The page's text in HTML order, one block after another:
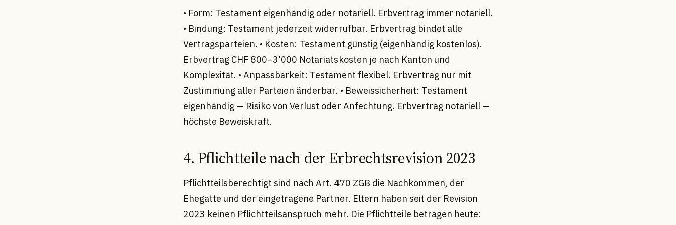
• Form: Testament eigenhändig oder notariell. Erbvertrag immer notariell.
• Bindung: Testament jederzeit widerrufbar. Erbvertrag bindet alle
Vertragsparteien. • Kosten: Testament günstig (eigenhändig kostenlos).
Erbvertrag CHF 800–3'000 Notariatskosten je nach Kanton und
Komplexität. • Anpassbarkeit: Testament flexibel. Erbvertrag nur mit
Zustimmung aller Parteien änderbar. • Beweissicherheit: Testament
eigenhändig — Risiko von Verlust oder Anfechtung. Erbvertrag notariell —
höchste Beweiskraft.
4. Pflichtteile nach der Erbrechtsrevision 2023
Pflichtteilsberechtigt sind nach Art. 470 ZGB die Nachkommen, der
Ehegatte und der eingetragene Partner. Eltern haben seit der Revision
2023 keinen Pflichtteilsanspruch mehr. Die Pflichtteile betragen heute: